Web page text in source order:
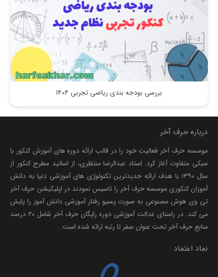
بررسی بودجه بندی ریاضی تجربی ۱۴۰۴
درباره حرف آخر
موسسه حرف آخر فعالیت خود را در قالب ارائه دوره های آموزش کنکور با
سبکی متفاوت آغاز کرد. استاد عبدالرضا منتظری، از اساتید مطرح کنکور از
سال ۱۳۹۰ با هدف ارائه جدیدترین تکنولوژی های آموزشی دنیا به دانش
آموزان کنکوری موسسه حرف آخر را تاسیس نمودند در اپلیکیشن حرف آخر
تی وی هوش مصنوعی به صورت پسیو رفتار آموزشی دانش آموز را پایش
می کند. در راستای عدالت آموزشی دوره رایگان حرف آخر شامل ۲۰ درصد
منابع حرف آخر تحت عنوان صفر تا رتبه ارائه شده است.
نماد اعتماد